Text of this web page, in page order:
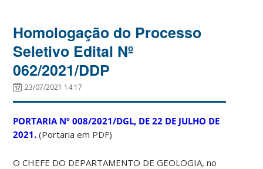
Homologação do Processo
Seletivo Edital Nº
062/2021/DDP
23/07/2021 14:17
PORTARIA Nº 008/2021/DGL, DE 22 DE JULHO DE
2021. (Portaria em PDF)
O CHEFE DO DEPARTAMENTO DE GEOLOGIA, no